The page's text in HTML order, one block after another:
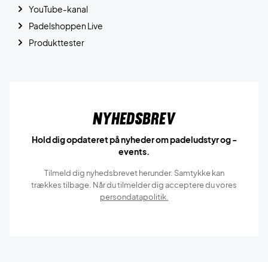
YouTube-kanal
Padelshoppen Live
Produkttester
Nyhedsbrev
Hold dig opdateret på nyheder om padeludstyr og -
events.
Tilmeld dig nyhedsbrevet herunder. Samtykke kan
trækkes tilbage. Når du tilmelder dig acceptere du vores
persondatapolitik.